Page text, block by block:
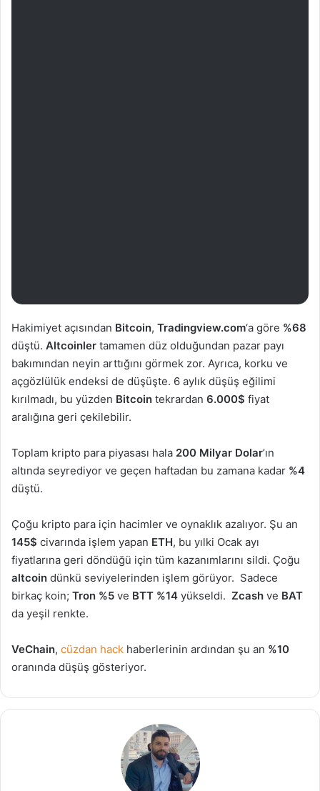
Hakimiyet açısından Bitcoin, Tradingview.com‘a göre %68
düştü. Altcoinler tamamen düz olduğundan pazar payı
bakımından neyin arttığını görmek zor. Ayrıca, korku ve
açgözlülük endeksi de düşüşte. 6 aylık düşüş eğilimi
kırılmadı, bu yüzden Bitcoin tekrardan 6.000$ fiyat
aralığına geri çekilebilir.
Toplam kripto para piyasası hala 200 Milyar Dolar’ın
altında seyrediyor ve geçen haftadan bu zamana kadar %4
düştü.
Çoğu kripto para için hacimler ve oynaklık azalıyor. Şu an
145$ civarında işlem yapan ETH, bu yılki Ocak ayı
fiyatlarına geri döndüğü için tüm kazanımlarını sildi. Çoğu
altcoin dünkü seviyelerinden işlem görüyor. Sadece
birkaç koin; Tron %5 ve BTT %14 yükseldi. Zcash ve BAT
da yeşil renkte.
VeChain, cüzdan hack haberlerinin ardından şu an %10
oranında düşüş gösteriyor.